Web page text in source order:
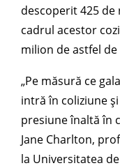
descoperit 425
cadrul acestor
milion de astfel de
„Pe măsură ce
intră în coliziune
presiune înaltă în
Jane Charlton,
la Universitatea